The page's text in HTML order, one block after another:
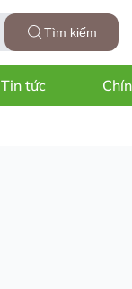
Tìm kiếm
Tin tức